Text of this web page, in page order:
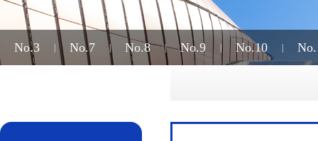
No.3 No.7 No.8 | No.9 No.10